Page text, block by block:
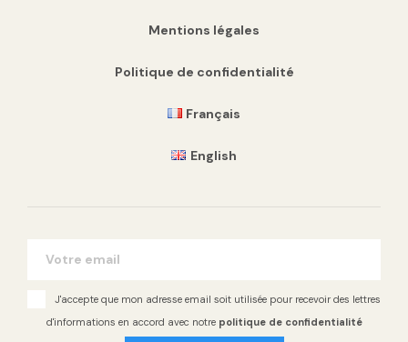
Mentions légales
Politique de confidentialité
Français
English
J'accepte que mon adresse email soit utilisée pour recevoir des lettres
d'informations en accord avec notre politique de confidentialité